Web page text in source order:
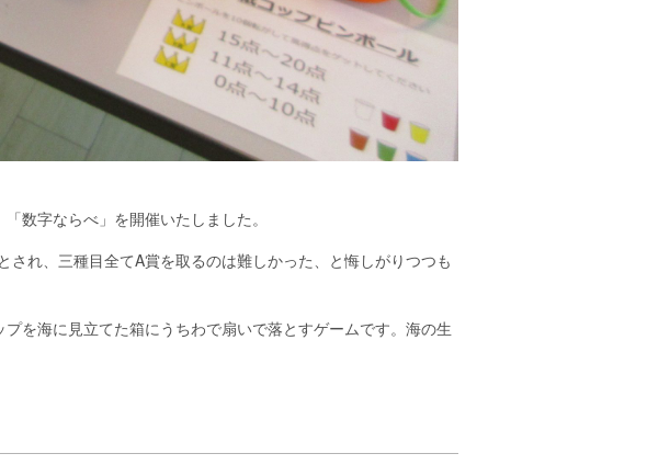
数字ならべ」を開催いたしました。
され、三種目全てA賞を取るのは難しかった、と悔しがりつつも
を海に見立てた箱にうちわで扇いで落とすゲームです。海の生